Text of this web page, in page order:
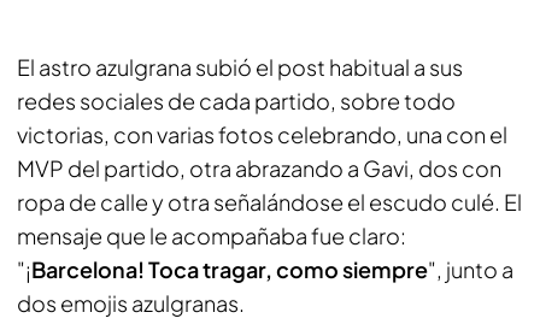
El astro azulgrana subió el post habitual a sus
redes sociales de cada partido, sobre todo
victorias, con varias fotos celebrando, una con el
MVP del partido, otra abrazando a Gavi, dos con
ropa de calle y otra señalándose el escudo culé. El
mensaje que le acompañaba fue claro:
"¡Barcelona! Toca tragar, como siempre", junto a
dos emojis azulgranas.